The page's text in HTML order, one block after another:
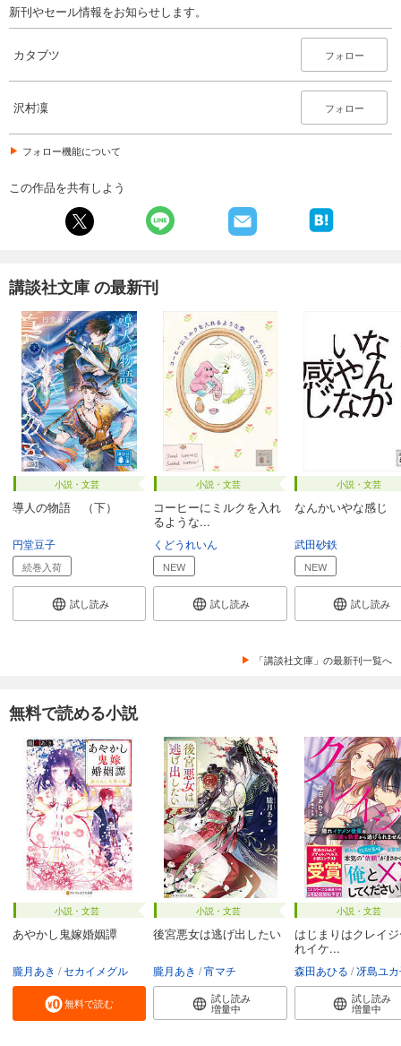
新刊やセール情報をお知らせします。
カタブツ フォロー
沢村凜 フォロー
フォロー機能について
この作品を共有しよう
講談社文庫 の最新刊
小説・文芸
導人の物語 （下）
円堂豆子
続巻入荷
試し読み
小説・文芸
コーヒーにミルクを入れ
るような...
くどうれいん
NEW
試し読み
小説・文芸
なんかいやな感じ
武田砂鉄
NEW
試し読み
「講談社文庫」の最新刊一覧へ
無料で読める小説
小説・文芸
あやかし鬼嫁婚姻譚
朧月あき セカイメグル
無料で読む
小説・文芸
後宮悪女は逃げ出したい
朧月あき 宵マチ
試し読み
増量中
小説・文芸
はじまりはクレイ
れイケ...
森田あひる 冴島ユ
試し読み
増量中